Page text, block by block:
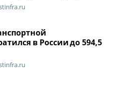
в России​ до 594,5